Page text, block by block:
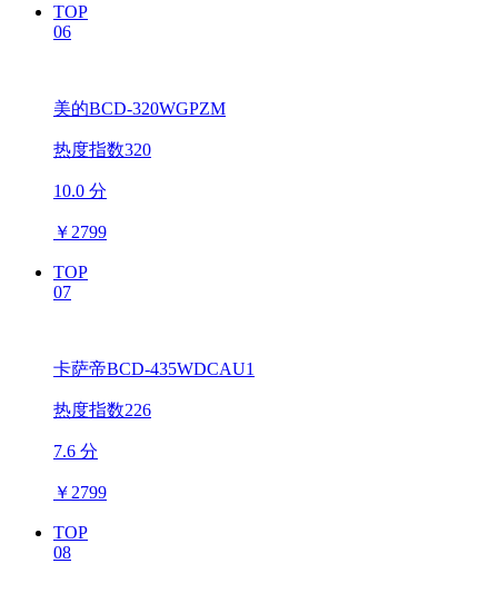
TOP
06
美的BCD-320WGPZM
热度指数320
10.0 分
￥ 2799
TOP
07
卡萨帝BCD-435WDCAU1
热度指数226
7.6 分
￥ 2799
TOP
08